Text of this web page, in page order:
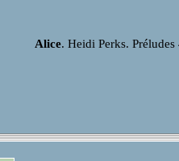
Alice. Heidi Perks.